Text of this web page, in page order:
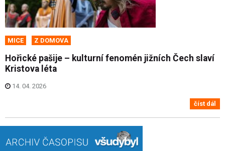
MICE Z DOMOVA
Hořické pašije – kulturní fenomén jižních Čech slaví
Kristova léta
14. 04. 2026
číst dál